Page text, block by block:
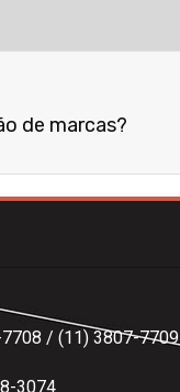
de marcas?
/ (11) 3807-7709
3074